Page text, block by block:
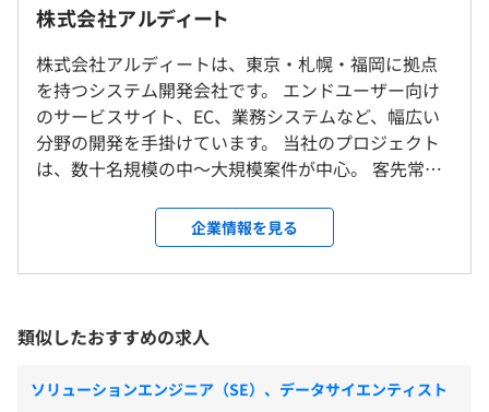
・若手向け研修、管理職研修など
・資格取得受講費補助
・受験費用全額会社負担
・合格時に報奨金あり
・セミナー参加費補助（全額）
・書籍購入費補助（全額）
受動喫煙防止措置に関する事項
JR山手線、JR京浜東北線、東京モノレール、ゆりかもめ
浜松町駅 南口から徒歩1分
インターンのためなし
インターンのためなし
インターンのためなし
研修の有無及び内容
・内定者研修（任意）
・新人研修
・入社後3カ月間は新人研修を行います
・新人研修後は実際の案件に携わり、同チーム配属の先
輩社員が丁寧に教育します
・書籍購入費用全額補助
・資格取得受講費用全額補助、報奨金支給
メンター制度の有無
株式会社アルディート
株式会社アルディートは、東京・札幌・福岡に拠点
を持つシステム開発会社です。 エンドユーザー向け
のサービスサイト、EC、業務システムなど、幅広い
分野の開発を手掛けています。 当社のプロジェクト
は、数十名規模の中〜大規模案件が中心。 客先常駐
みながら、課題解決や品質向上に直接貢献できる環
と。 私たちは“技術力と対応力”を通じて信頼を積み
だいています。 その結果、長期的で安定した取引関
係が生まれています。 一方で、自社サービスの開発
にも注力しています。 美容院向け顧客管理システム
「Beauty Producer （BP）」は、チェーン展開する
企業情報を見る
類似したおすすめの求人
ソリューションエンジニア（SE）、データサイエンティスト